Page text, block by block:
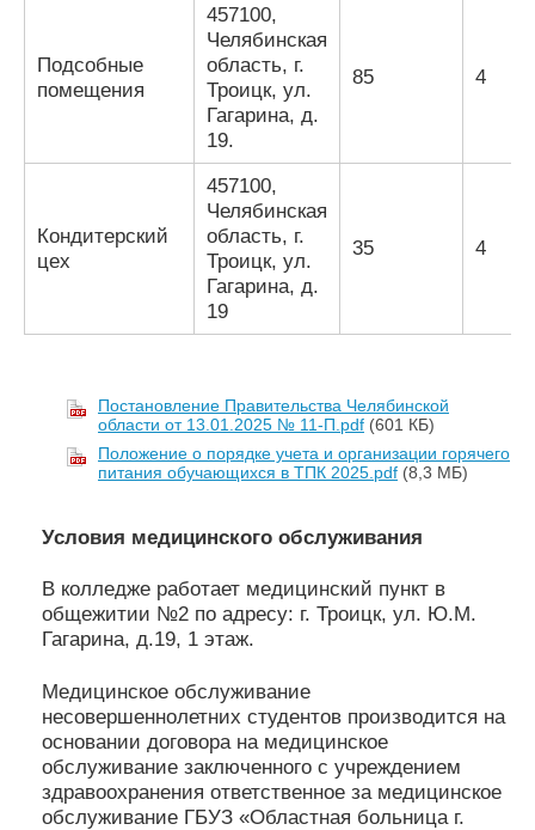
Подсобные
помещения
457100,
Челябинская
область, г.
Троицк, ул.
Гагарина, д.
19.
85 4
Кондитерский
цех
457100,
Челябинская
область, г.
Троицк, ул.
Гагарина, д.
19
35 4
Постановление Правительства Челябинской
области от 13.01.2025 № 11-П.pdf (601 КБ)
Положение о порядке учета и организации горячего
питания обучающихся в ТПК 2025.pdf (8,3 МБ)
Условия медицинского обслуживания
В колледже работает медицинский пункт в
общежитии №2 по адресу: г. Троицк, ул. Ю.М.
Гагарина, д.19, 1 этаж.
Медицинское обслуживание
несовершеннолетних студентов производится на
основании договора на медицинское
обслуживание заключенного с учреждением
здравоохранения ответственное за медицинское
обслуживание ГБУЗ «Областная больница г.